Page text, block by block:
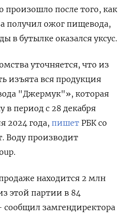
после того, как
получил ожог пищевода,
в бутылке оказался уксус.
уточняется, что из
изъята вся продукция
"Джермук"», которая
в период с 28 декабря
2024 года, пишет РБК со
Воду производит
находится 2 млн
этой партии в 84
замгендиректора